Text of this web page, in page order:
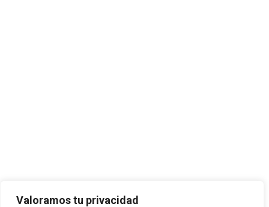
Valoramos tu privacidad